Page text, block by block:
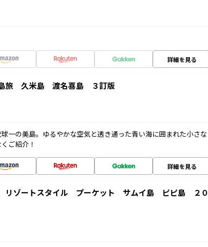
詳細を見る
旅 久米島 渡名喜島 ３訂版
一の美島。ゆるやかな空気と透き通った青い海に囲まれた小さな
ご紹介！
詳細を見る
リゾートスタイル プーケット サムイ島 ピピ島 ２０